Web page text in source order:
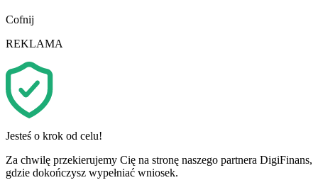
Cofnij
REKLAMA
Jesteś o krok od celu!
Za chwilę przekierujemy Cię na stronę naszego partnera DigiFinans,
gdzie dokończysz wypełniać wniosek.